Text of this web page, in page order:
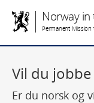
Norway in
Permanent Mission
Vil du jobbe
Er du norsk og